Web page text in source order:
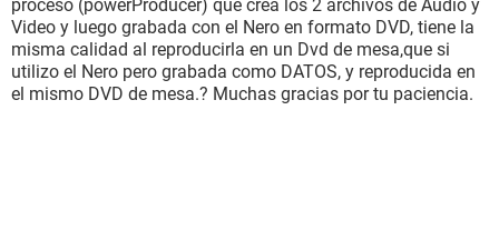
proceso (powerProducer) que crea los 2 archivos de Audio y
Video y luego grabada con el Nero en formato DVD, tiene la
misma calidad al reproducirla en un Dvd de mesa,que si
utilizo el Nero pero grabada como DATOS, y reproducida en
el mismo DVD de mesa.? Muchas gracias por tu paciencia.